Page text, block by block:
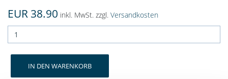
EUR 38.90 inkl. MwSt. zzgl. Versandkosten
IN DEN WARENKORB